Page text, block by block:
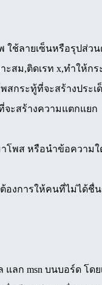
ช้ลายเซ็นหรือรุปส่ว
ะสม,ติดเรท x,ทำให้
กระทู้ที่จะสร้างประเ
จะสร้างความแตกแย
โพส หรือนำข้อความ
ม่ต้องการให้คนที่ไม่ไ
แลก msn บนบอร์ด โ